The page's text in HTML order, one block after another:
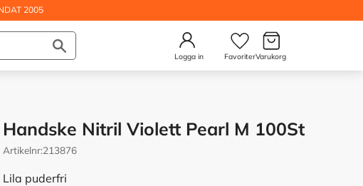
2005
Logga in
Önskelista
Kundvagn
Handske Nitril Violett Pearl M 100St
Artikelnr 213876
Lila puderfri